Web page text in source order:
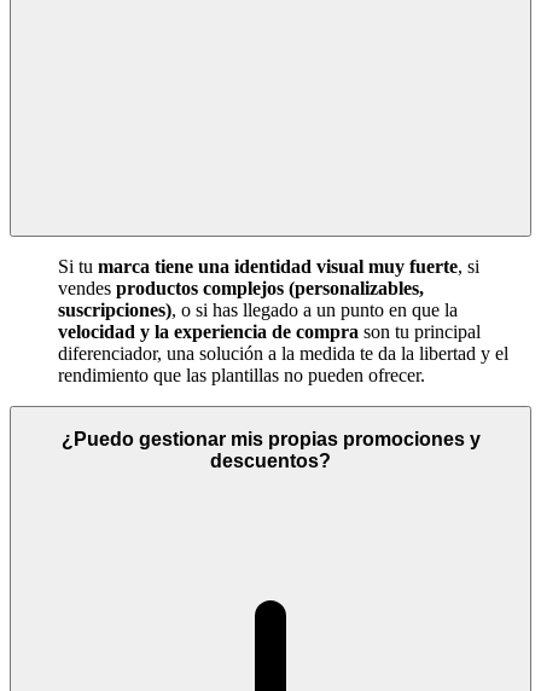
Si tu marca tiene una identidad visual muy fuerte, si
vendes productos complejos (personalizables,
suscripciones), o si has llegado a un punto en que la
velocidad y la experiencia de compra son tu principal
diferenciador, una solución a la medida te da la libertad y el
rendimiento que las plantillas no pueden ofrecer.
¿Puedo gestionar mis propias promociones y
descuentos?